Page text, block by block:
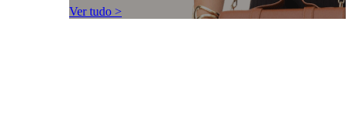
Ver tudo >